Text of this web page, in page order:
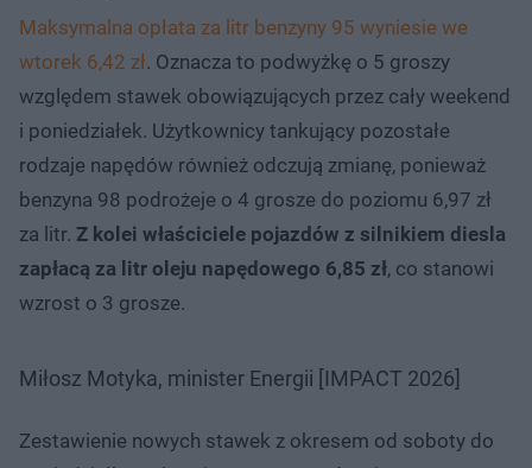
Maksymalna opłata za litr benzyny 95 wyniesie we
wtorek 6,42 zł. Oznacza to podwyżkę o 5 groszy
względem stawek obowiązujących przez cały weekend
i poniedziałek. Użytkownicy tankujący pozostałe
rodzaje napędów również odczują zmianę, ponieważ
benzyna 98 podrożeje o 4 grosze do poziomu 6,97 zł
za litr. Z kolei właściciele pojazdów z silnikiem diesla
zapłacą za litr oleju napędowego 6,85 zł, co stanowi
wzrost o 3 grosze.
Miłosz Motyka, minister Energii [IMPACT 2026]
Zestawienie nowych stawek z okresem od soboty do